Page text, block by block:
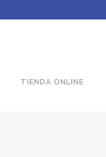
TIENDA ONLINE